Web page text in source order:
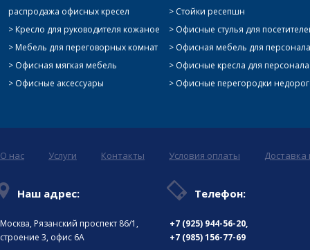
распродажа офисных кресел
Стойки ресепшн
Кресло для руководителя кожаное
Офисные стулья для
Мебель для переговорных комнат
Офисная мебель для
Офисная мягкая мебель
Офисные кресла для персонала
Офисные аксессуары
Офисные перегородки
О нас Услуги Контакты Условия оплаты Доставка
Наш адрес:
Москва, Рязанский проспект 86/1,
строение 3, офис 6А
Телефон:
+7 (925) 944-56-20,
+7 (985) 156-77-69